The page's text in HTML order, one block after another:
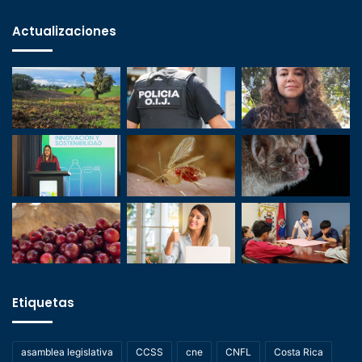
Actualizaciones
Etiquetas
asamblea legislativa CCSS cne CNFL Costa Rica